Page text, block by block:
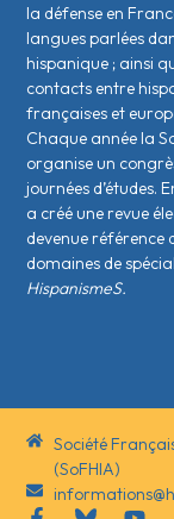
la défense en
langues parlées
hispanique ; ainsi
contacts entre
français·es et
Chaque année la
organise un
journées d’études.
a créé une revue
devenue référence
domaines de
HispanismeS.
Société
(SoFHIA)